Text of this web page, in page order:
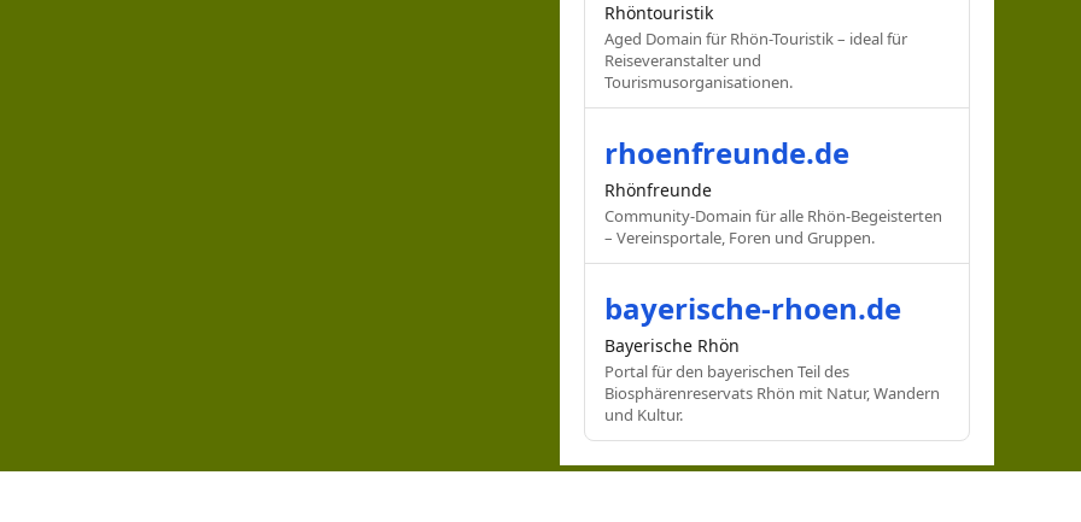
Rhöntouristik
Aged Domain für Rhön-Touristik – ideal für
Reiseveranstalter und
Tourismusorganisationen.
rhoenfreunde.de
Rhönfreunde
Community-Domain für alle Rhön-Begeisterten
– Vereinsportale, Foren und Gruppen.
bayerische-rhoen.de
Bayerische Rhön
Portal für den bayerischen Teil des
Biosphärenreservats Rhön mit Natur, Wandern
und Kultur.